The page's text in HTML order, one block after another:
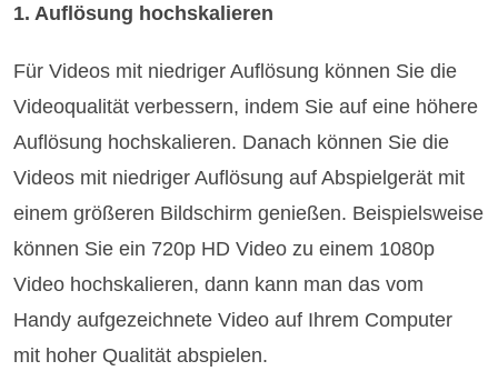
1. Auflösung hochskalieren
Für Videos mit niedriger Auflösung können Sie die
Videoqualität verbessern, indem Sie auf eine höhere
Auflösung hochskalieren. Danach können Sie die
Videos mit niedriger Auflösung auf Abspielgerät mit
einem größeren Bildschirm genießen. Beispielsweise
können Sie ein 720p HD Video zu einem 1080p
Video hochskalieren, dann kann man das vom
Handy aufgezeichnete Video auf Ihrem Computer
mit hoher Qualität abspielen.